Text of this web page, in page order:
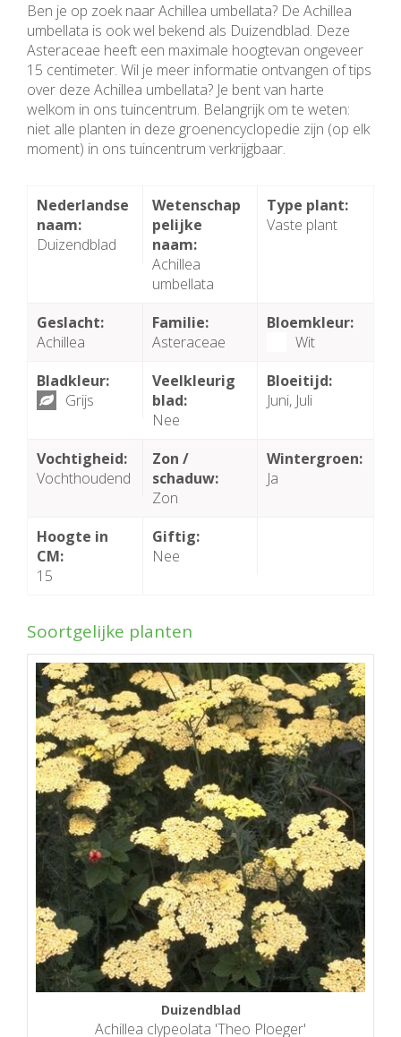
Ben je op zoek naar Achillea umbellata? De Achillea
umbellata is ook wel bekend als Duizendblad. Deze
Asteraceae heeft een maximale hoogtevan ongeveer
15 centimeter. Wil je meer informatie ontvangen of tips
over deze Achillea umbellata? Je bent van harte
welkom in ons tuincentrum. Belangrijk om te weten:
niet alle planten in deze groenencyclopedie zijn (op elk
moment) in ons tuincentrum verkrijgbaar.
Nederlandse
naam:
Duizendblad
Wetenschap
pelijke
naam:
Achillea
umbellata
Type plant:
Vaste plant
Geslacht:
Achillea
Familie:
Asteraceae
Bloemkleur:
Wit
Bladkleur:
Grijs
Veelkleurig
blad:
Nee
Bloeitijd:
Juni, Juli
Vochtigheid:
Vochthoudend
Zon /
schaduw:
Zon
Wintergroen:
Ja
Hoogte in
CM:
15
Giftig:
Nee
Soortgelijke planten
Duizendblad
Achillea clypeolata 'Theo Ploeger'